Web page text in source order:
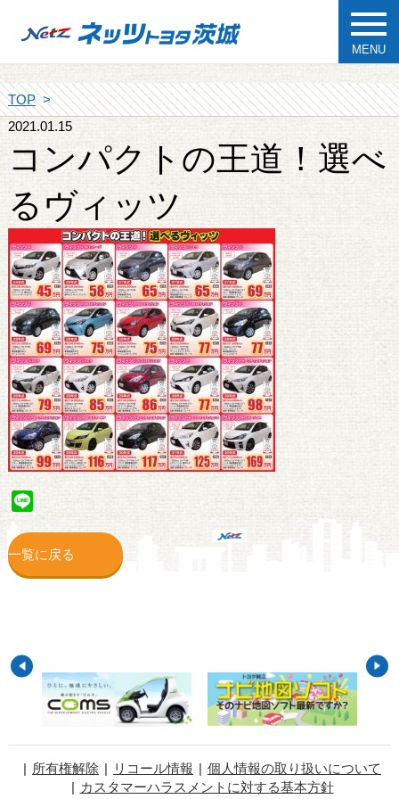
MENU
TOP
2021.01.15
コンパクトの王道！選べ
るヴィッツ
Line
一覧に戻る
所有権解除 リコール情報
個人情報の取り扱いについて
カスタマーハラスメントに対する基本方針